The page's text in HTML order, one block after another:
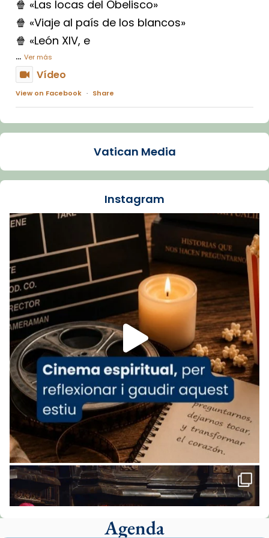
🍿 «Las locas del Obelisco»
🍿 «Viaje al país de los blancos»
🍿 «León XIV, e
... Ver más
Vídeo
View on Facebook · Share
Arquebisbat de Barcelona
La Carmina va patir depressió. Fa gairebé
dos mesos, a l'Estadi Lluís Companys, la
Recupera l'entrevista comp
Vatican
tican News 👇
www.vaticannews.va/es/iglesia/news/2026-
07/carmina-historia-depresion-papa-viaje-
espana-testimoni...
Foto
View on Facebook · Share
Arquebisbat de Barcelona
2 weeks ago
«Avui les santes Juliana i Semproniana ens
ajuden a alçar la mirada»
Mons. Sergi Gordo, bisbe de Tortosa, ha
presidit aquest 27 de juliol la missa de Les
Santes de Mataró.
🔗tinyurl.com/cvu5jmbk
📸 J. Merino
Vatican Media
Instagram
Agenda